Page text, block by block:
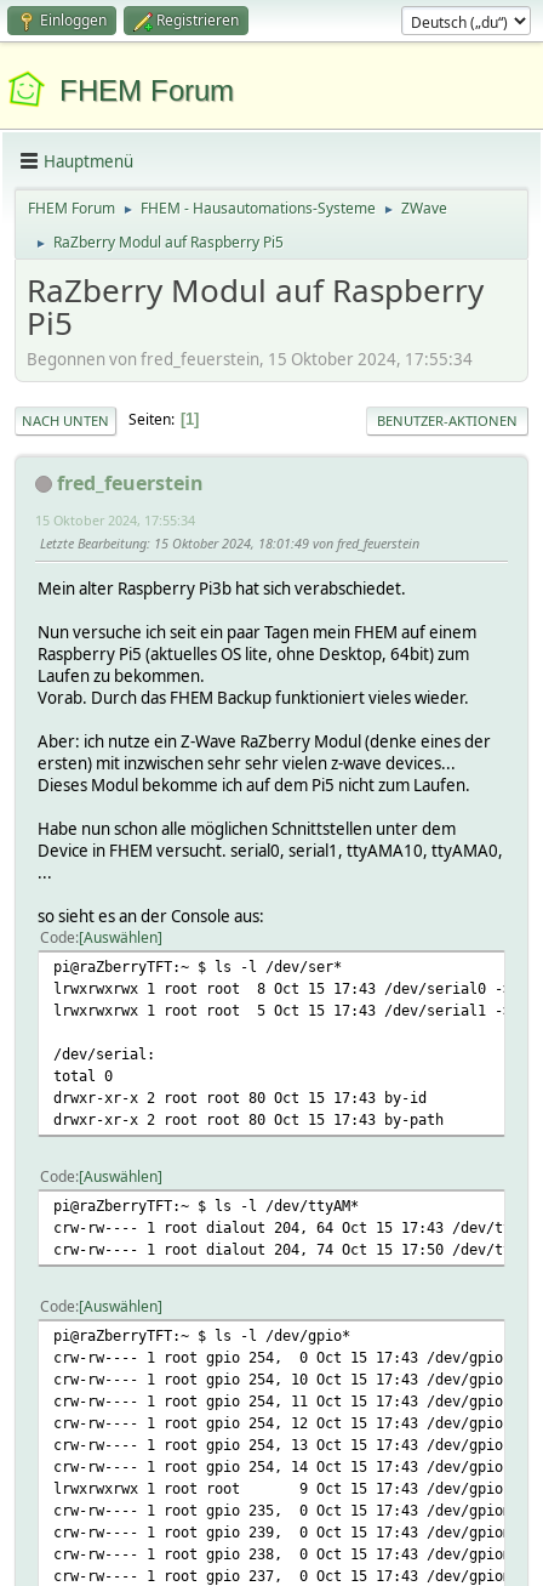
Einloggen Registrieren
FHEM Forum
Hauptmenü
FHEM Forum ► FHEM - Hausautomations-Systeme ► ZWave
► RaZberry Modul auf Raspberry Pi5
RaZberry Modul auf Raspberry
Pi5
Begonnen von fred_feuerstein, 15 Oktober 2024, 17:55:34
NACH UNTEN Seiten 1 BENUTZER-AKTIONEN
fred_feuerstein
15 Oktober 2024, 17:55:34
Letzte Bearbeitung: 15 Oktober 2024, 18:01:49 von fred_feuerstein
Mein alter Raspberry Pi3b hat sich verabschiedet.
Nun versuche ich seit ein paar Tagen mein FHEM auf einem
Raspberry Pi5 (aktuelles OS lite, ohne Desktop, 64bit) zum
Laufen zu bekommen.
Vorab. Durch das FHEM Backup funktioniert vieles wieder.
Aber: ich nutze ein Z-Wave RaZberry Modul (denke eines der
ersten) mit inzwischen sehr sehr vielen z-wave devices...
Dieses Modul bekomme ich auf dem Pi5 nicht zum Laufen.
Habe nun schon alle möglichen Schnittstellen unter dem
Device in FHEM versucht. serial0, serial1, ttyAMA10, ttyAMA0,
...
so sieht es an der Console aus:
Code Auswählen
pi@raZberryTFT:~ $ ls -l /dev/ser*
lrwxrwxrwx 1 root root 8 Oct 15 17:43 /dev/serial0 ->
lrwxrwxrwx 1 root root 5 Oct 15 17:43 /dev/serial1 ->
/dev/serial:
total 0
drwxr-xr-x 2 root root 80 Oct 15 17:43 by-id
drwxr-xr-x 2 root root 80 Oct 15 17:43 by-path
Code Auswählen
pi@raZberryTFT:~ $ ls -l /dev/ttyAM*
crw-rw---- 1 root dialout 204, 64 Oct 15 17:43 /dev/
crw-rw---- 1 root dialout 204, 74 Oct 15 17:50 /dev/
Code Auswählen
pi@raZberryTFT:~ $ ls -l /dev/gpio*
crw-rw---- 1 root gpio 254, 0 Oct 15 17:43 /dev/
crw-rw---- 1 root gpio 254, 10 Oct 15 17:43 /dev/
crw-rw---- 1 root gpio 254, 11 Oct 15 17:43 /dev/
crw-rw---- 1 root gpio 254, 12 Oct 15 17:43 /dev/
crw-rw---- 1 root gpio 254, 13 Oct 15 17:43 /dev/
crw-rw---- 1 root gpio 254, 14 Oct 15 17:43 /dev/
lrwxrwxrwx 1 root root 9 Oct 15 17:43 /dev/gpiochip4
crw-rw---- 1 root gpio 235, 0 Oct 15 17:43 /dev/gpiomem0
crw-rw---- 1 root gpio 239, 0 Oct 15 17:43 /dev/gpiomem1
crw-rw---- 1 root gpio 238, 0 Oct 15 17:43 /dev/gpiomem2
crw-rw---- 1 root gpio 237, 0 Oct 15 17:43 /dev/gpiomem3